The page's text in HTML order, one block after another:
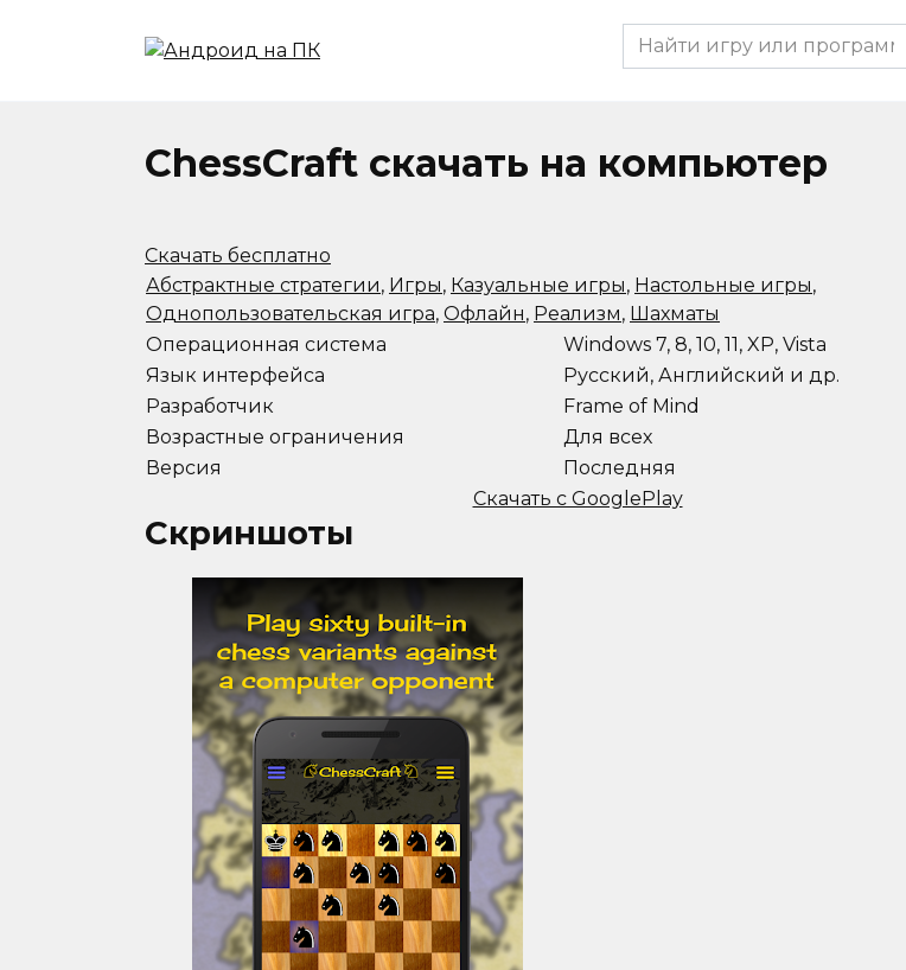
Search
for:
ChessCraft скачать на компьютер
Скачать бесплатно
Абстрактные стратегии, Игры, Казуальные игры, Настольные игры,
Однопользовательская игра, Офлайн, Реализм, Шахматы
Операционная система
Windows 7, 8, 10, 11, XP, Vista
Язык интерфейса
Русский, Английский и др.
Разработчик
Frame of Mind
Возрастные ограничения
Для всех
Версия
Последняя
Скачать с GooglePlay
Скриншоты